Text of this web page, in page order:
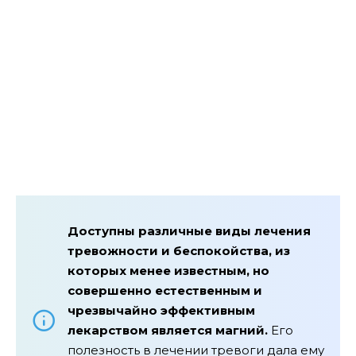
Доступны различные виды лечения
тревожности и беспокойства, из
которых менее известным, но
совершенно естественным и
чрезвычайно эффективным
лекарством является магний. Его
полезность в лечении тревоги дала ему